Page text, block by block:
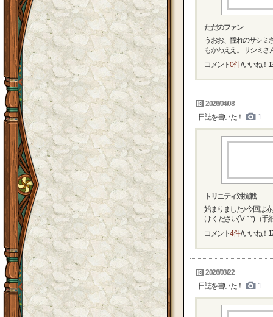
ただのファン
うおお、憧れのサシミ
もかわええ。 サシミさ
コメント0件/ いいね！
2026/04/08
日誌を書いた！
1
トリニティ対抗戦
始まりました♪ 今回は
け ください(´∀｀*) （手
コメント4件/ いいね！
2026/03/22
日誌を書いた！
1